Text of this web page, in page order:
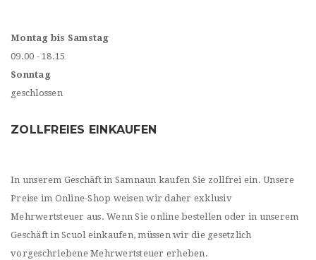
Montag bis Samstag
09.00 - 18.15
Sonntag
geschlossen
ZOLLFREIES EINKAUFEN
In unserem Geschäft in Samnaun kaufen Sie zollfrei ein. Unsere
Preise im Online-Shop weisen wir daher exklusiv
Mehrwertsteuer aus. Wenn Sie online bestellen oder in unserem
Geschäft in Scuol einkaufen, müssen wir die gesetzlich
vorgeschriebene Mehrwertsteuer erheben.